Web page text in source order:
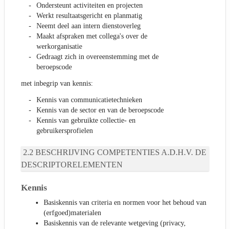
Ondersteunt activiteiten en projecten
Werkt resultaatsgericht en planmatig
Neemt deel aan intern dienstoverleg
Maakt afspraken met collega's over de
werkorganisatie
Gedraagt zich in overeenstemming met de
beroepscode
met inbegrip van kennis:
Kennis van communicatietechnieken
Kennis van de sector en van de beroepscode
Kennis van gebruikte collectie- en
gebruikersprofielen
BESCHRIJVING COMPETENTIES A.D.H.V. DE
DESCRIPTORELEMENTEN
Kennis
Basiskennis van criteria en normen voor het behoud van
(erfgoed)materialen
Basiskennis van de relevante wetgeving (privacy,